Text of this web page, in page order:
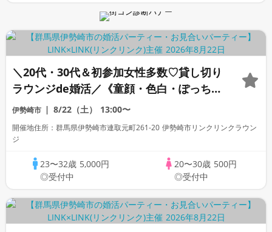
＼20代・30代＆初参加女性多数♡貸し切り
ラウンジde婚活／《童顔・色白・ぽっちゃ
り女性など》×《可愛い系の女性がタイプ
の方へ♡》
伊勢崎市 8/22（土） 13:00〜
開催地住所：群馬県伊勢崎市連取元町261-20 伊勢崎市リンクリンクラウン
ジ
23〜32歳 5,000円
◎受付中
20〜30歳 500円
◎受付中